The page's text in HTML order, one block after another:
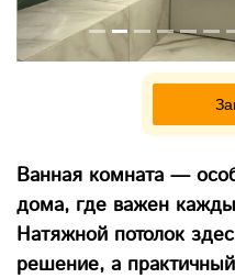
Ванная комната —
дома, где важен
Натяжной потолок
решение, а